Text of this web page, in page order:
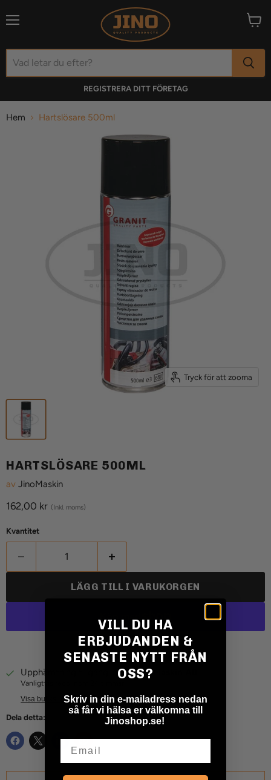
REGISTRERA DITT FÖRETAG
Hem Hartslösare 500ml
Tryck för att zooma
HARTSLÖSARE 500ML
av JinoMaskin
Aktuellt pris
162,00 kr (Inkl. moms)
Kvantitet
LÄGG TILL I VARUKORGEN
Fler betalningsalternativ
Upphämtning tillgänglig påJino Maskin AB
Vanligtvis redo inom 24 timmar
Visa butiksinformation
Dela detta:
VILL DU HA
ERBJUDANDEN &
SENASTE NYTT FRÅN
OSS?
Skriv in din e-mailadress nedan
så får vi hälsa er välkomna till
Jinoshop.se!